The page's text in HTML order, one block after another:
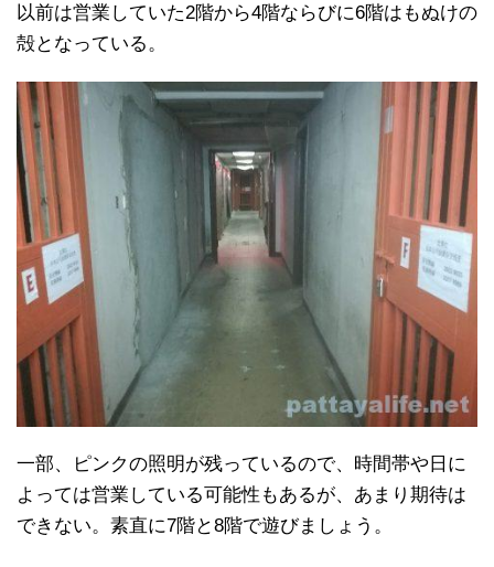
以前は営業していた2階から4階ならびに6階はもぬけの
殻となっている。
一部、ピンクの照明が残っているので、時間帯や日に
よっては営業している可能性もあるが、あまり期待は
できない。素直に7階と8階で遊びましょう。